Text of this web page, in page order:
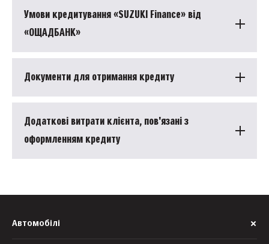
Умови кредитування «SUZUKI Finance» від
«ОЩАДБАНК»
Документи для отримання кредиту
Додаткові витрати клієнта, пов'язані з
оформленням кредиту
Автомобілі